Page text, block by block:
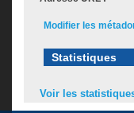
Modifier les
Statistiques
Voir les